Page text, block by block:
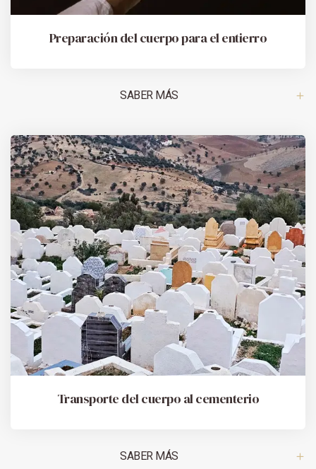
Preparación del cuerpo para el entierro
SABER MÁS
Transporte del cuerpo al cementerio
SABER MÁS